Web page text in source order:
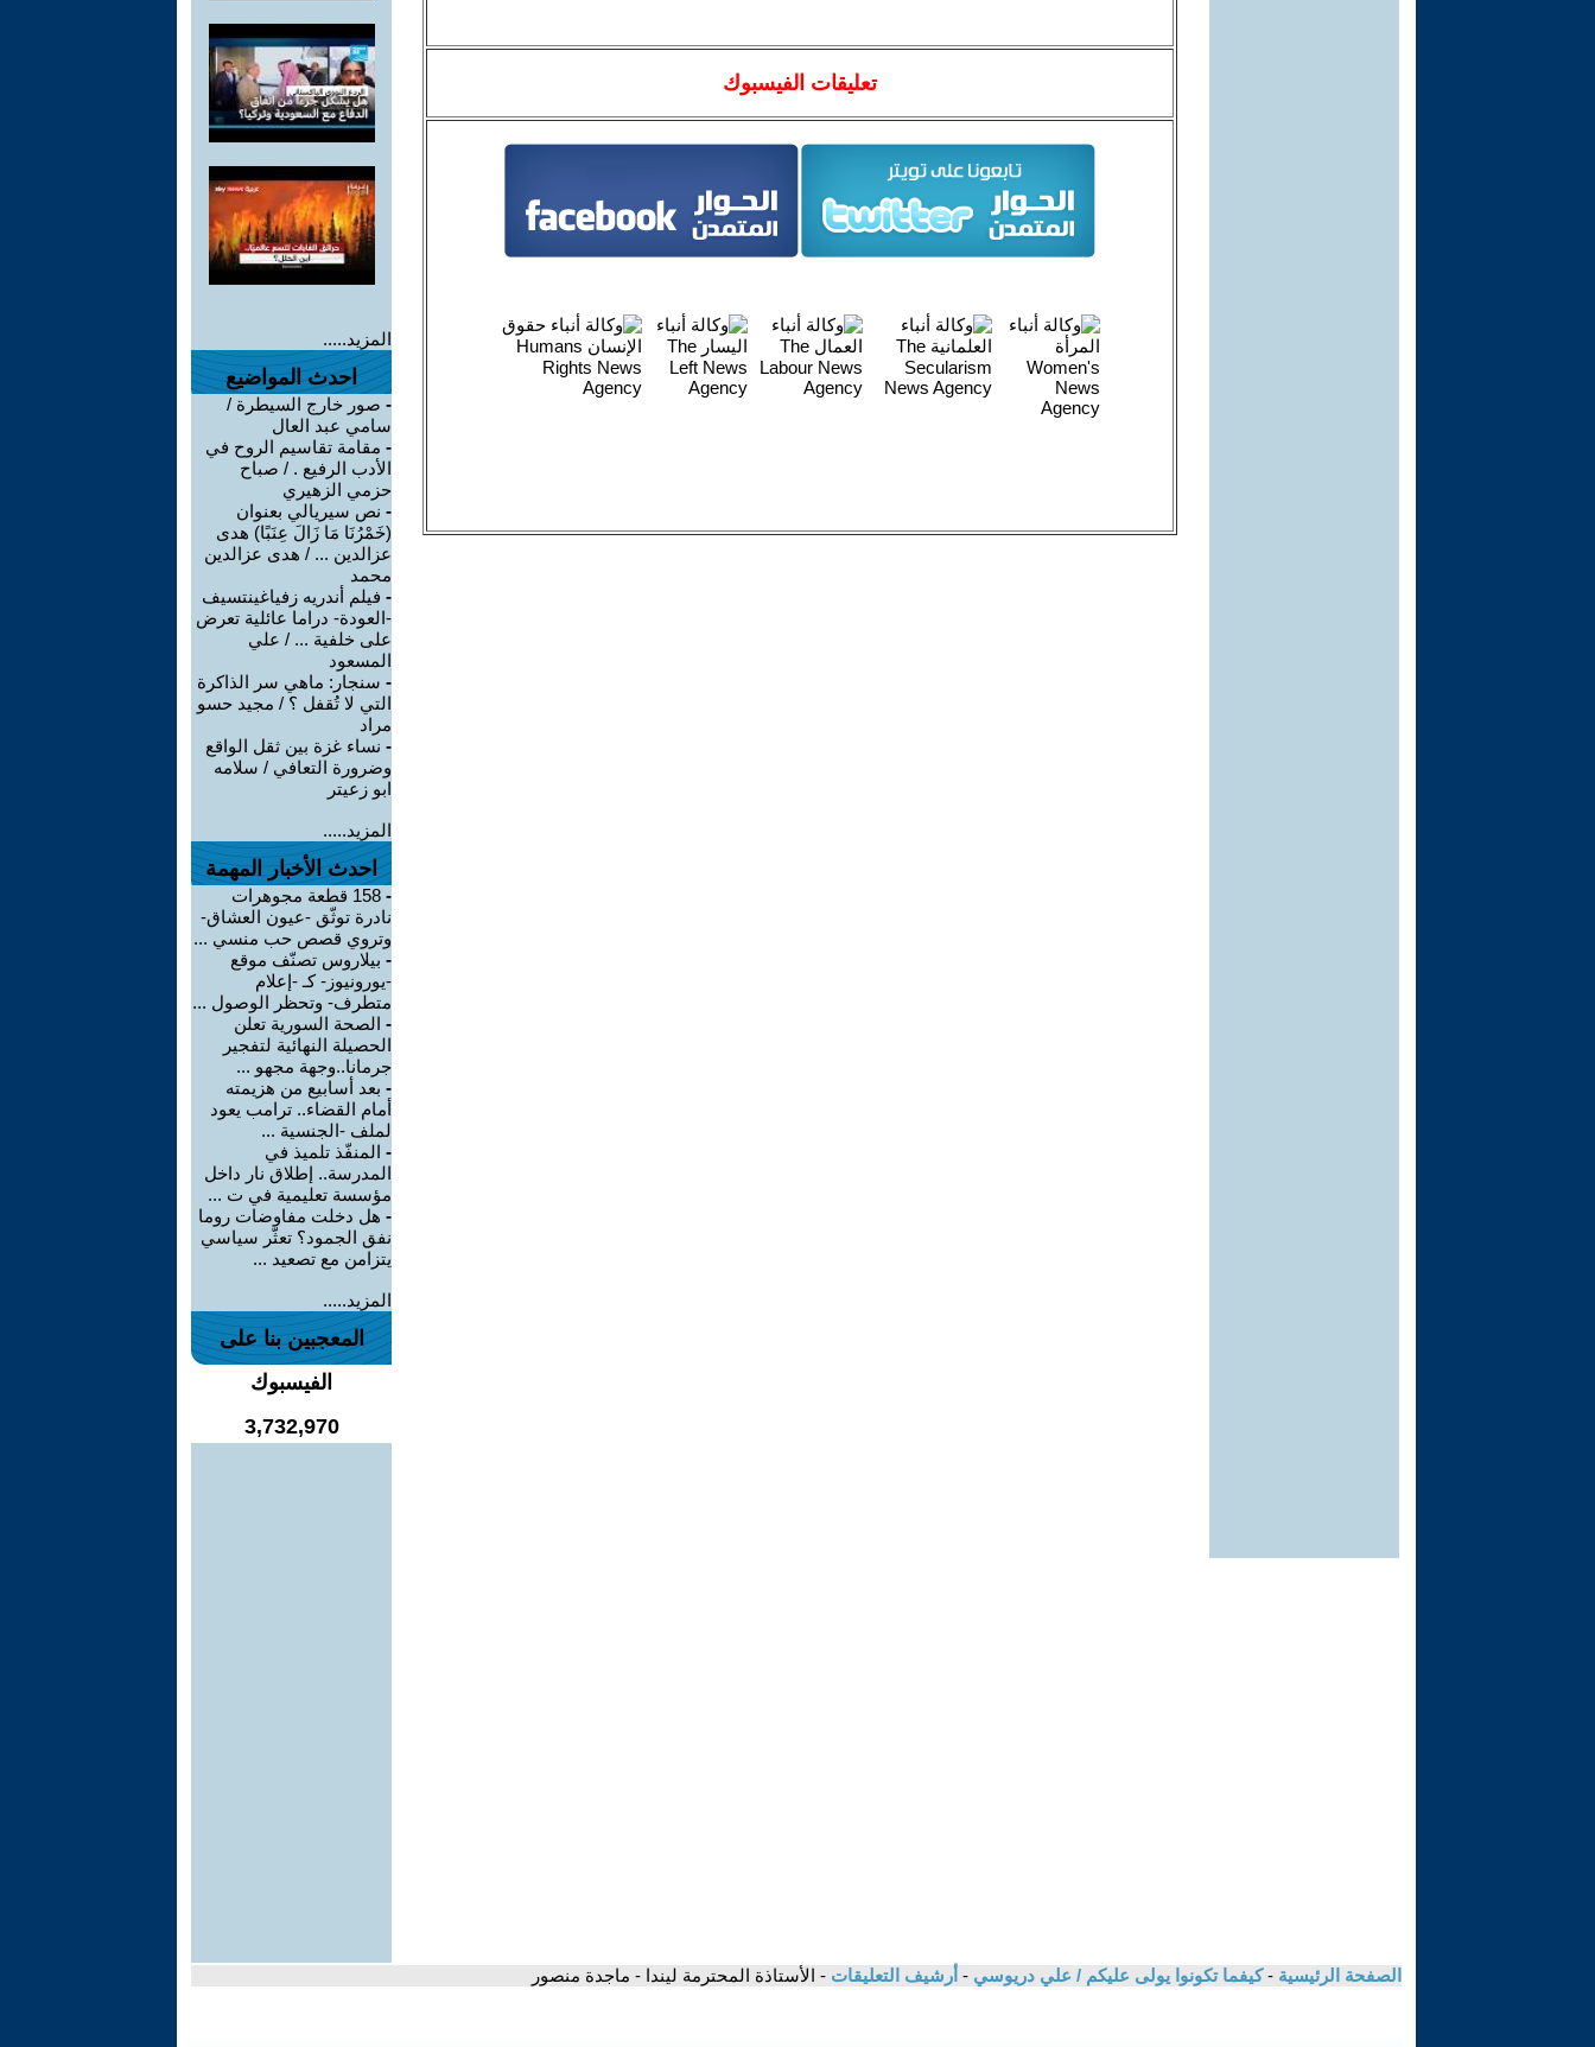
تعليقات الفيسبوك
المزيد.....
احدث المواضيع
- صور خارج السيطرة /
سامي عبد العال
- مقامة تقاسيم الروح في
الأدب الرفيع . / صباح
حزمي الزهيري
- نص سيريالي بعنوان
(خَمْرُنَا مَا زَالَ عِنَبًا) هدى
عزالدين ... / هدى عزالدين
محمد
- فيلم أندريه زفياغينتسيف
-العودة- دراما عائلية تعرض
على خلفية ... / علي
المسعود
- سنجار: ماهي سر الذاكرة
التي لا تُقفل ؟ / مجيد حسو
مراد
- نساء غزة بين ثقل الواقع
وضرورة التعافي / سلامه
ابو زعيتر
المزيد.....
احدث الأخبار المهمة
-
158 قطعة مجوهرات
نادرة توثّق -عيون العشاق-
وتروي قصص حب منسي ...
- بيلاروس تصنّف موقع
-يورونيوز- كـ -إعلام
متطرف- وتحظر الوصول ...
- الصحة السورية تعلن
الحصيلة النهائية لتفجير
جرمانا..وجهة مجهو ...
- بعد أسابيع من هزيمته
أمام القضاء.. ترامب يعود
لملف -الجنسية ...
- المنفّذ تلميذ في
المدرسة.. إطلاق نار داخل
مؤسسة تعليمية في ت ...
- هل دخلت مفاوضات روما
نفق الجمود؟ تعثّر سياسي
يتزامن مع تصعيد ...
المزيد.....
المعجبين بنا على
الفيسبوك
3,732,970
الصفحة الرئيسية -كيفما تكونوا يولى عليكم / علي دريوسي - أرشيف التعليقات - الأستاذة المحترمة ليندا - ماجدة منصور